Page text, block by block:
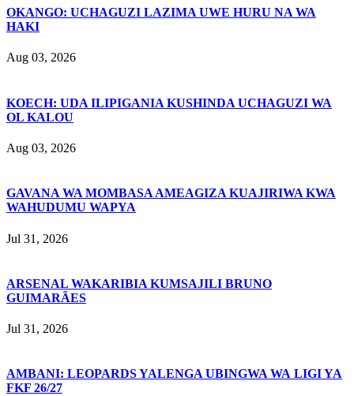
OKANGO: UCHAGUZI LAZIMA UWE HURU NA WA
HAKI
Aug 03, 2026
KOECH: UDA ILIPIGANIA KUSHINDA UCHAGUZI WA
OL KALOU
Aug 03, 2026
GAVANA WA MOMBASA AMEAGIZA KUAJIRIWA KWA
WAHUDUMU WAPYA
Jul 31, 2026
ARSENAL WAKARIBIA KUMSAJILI BRUNO
GUIMARÃES
Jul 31, 2026
AMBANI: LEOPARDS YALENGA UBINGWA WA LIGI YA
FKF 26/27